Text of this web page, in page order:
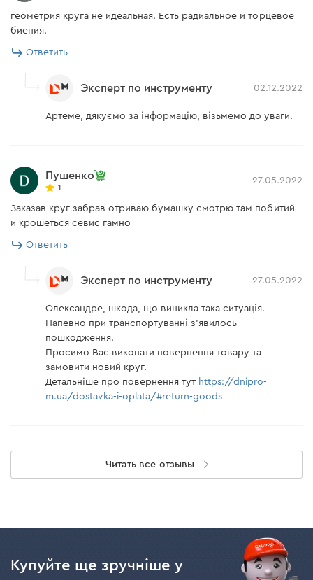
геометрия круга не идеальная. Есть радиальное и торцевое
биения.
Ответить
Эксперт по инструменту 02.12.2022
Артеме, дякуємо за інформацію, візьмемо до уваги.
Пушенко
1
27.05.2022
Заказав круг забрав отриваю бумашку смотрю там побитий
и крошеться севис гамно
Ответить
Эксперт по инструменту 27.05.2022
Олександре, шкода, що виникла така ситуація.
Напевно при транспортуванні з'явилось
пошкодження.
Просимо Вас виконати повернення товару та
замовити новий круг.
Детальніше про повернення тут https://dnipro-
m.ua/dostavka-i-oplata/#return-goods
Читать все отзывы
Купуйте ще зручніше у